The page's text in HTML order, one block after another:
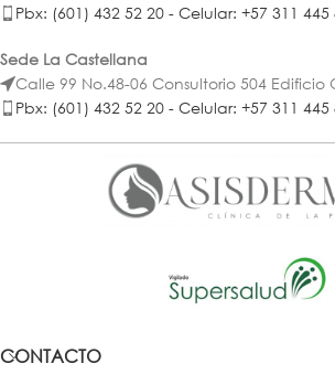
Pbx: (601) 432 52 20 - Celular: +57 311 445
Sede La Castellana
Calle 99 No.48-06 Consultorio 504 Edificio
Pbx: (601) 432 52 20 - Celular: +57 311 445
CONTACTO